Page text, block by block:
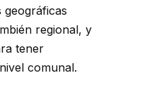
regional, y
tener
comunal.